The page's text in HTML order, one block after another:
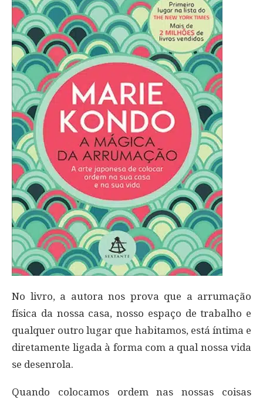
No livro, a autora nos prova que a arrumação
física da nossa casa, nosso espaço de trabalho e
qualquer outro lugar que habitamos, está íntima e
diretamente ligada à forma com a qual nossa vida
se desenrola.
Quando colocamos ordem nas nossas coisas